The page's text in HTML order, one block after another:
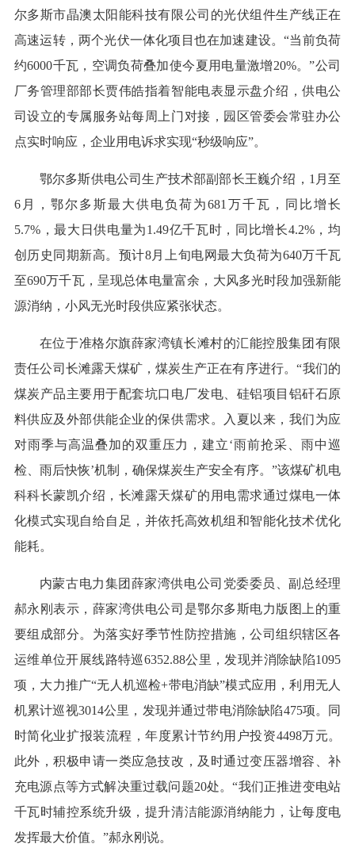
尔多斯市晶澳太阳能科技有限公司的光伏组件生产线正在
高速运转，两个光伏一体化项目也在加速建设。“当前负荷
约6000千瓦，空调负荷叠加使今夏用电量激增20%。”公司
厂务管理部部长贾伟皓指着智能电表显示盘介绍，供电公
司设立的专属服务站每周上门对接，园区管委会常驻办公
点实时响应，企业用电诉求实现“秒级响应”。
鄂尔多斯供电公司生产技术部副部长王巍介绍，1月至
6月，鄂尔多斯最大供电负荷为681万千瓦，同比增长
5.7%，最大日供电量为1.49亿千瓦时，同比增长4.2%，均
创历史同期新高。预计8月上旬电网最大负荷为640万千瓦
至690万千瓦，呈现总体电量富余，大风多光时段加强新能
源消纳，小风无光时段供应紧张状态。
在位于准格尔旗薛家湾镇长滩村的汇能控股集团有限
责任公司长滩露天煤矿，煤炭生产正在有序进行。“我们的
煤炭产品主要用于配套坑口电厂发电、硅铝项目铝矸石原
料供应及外部供能企业的保供需求。入夏以来，我们为应
对雨季与高温叠加的双重压力，建立‘雨前抢采、雨中巡
检、雨后快恢’机制，确保煤炭生产安全有序。”该煤矿机电
科科长蒙凯介绍，长滩露天煤矿的用电需求通过煤电一体
化模式实现自给自足，并依托高效机组和智能化技术优化
能耗。
内蒙古电力集团薛家湾供电公司党委委员、副总经理
郝永刚表示，薛家湾供电公司是鄂尔多斯电力版图上的重
要组成部分。为落实好季节性防控措施，公司组织辖区各
运维单位开展线路特巡6352.88公里，发现并消除缺陷1095
项，大力推广“无人机巡检+带电消缺”模式应用，利用无人
机累计巡视3014公里，发现并通过带电消除缺陷475项。同
时简化业扩报装流程，年度累计节约用户投资4498万元。
此外，积极申请一类应急技改，及时通过变压器增容、补
充电源点等方式解决重过载问题20处。“我们正推进变电站
千瓦时辅控系统升级，提升清洁能源消纳能力，让每度电
发挥最大价值。”郝永刚说。